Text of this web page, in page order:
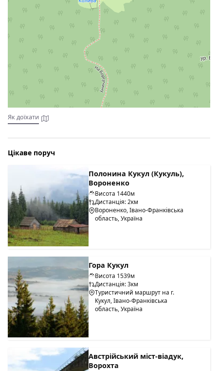
Борсучина - це місце де час зупиняється (про телефон
можете забути) де душа відпочиває від гомору міст, без
сумнівів, одне з найкращих місць у Карпатах
Як доїхати
Цікаве поруч
Полонина Кукул (Кукуль),
Вороненко
Висота 1440м
Дистанція: 2км
Вороненко, Івано-Франківська
область, Україна
Гора Кукул
Висота 1539м
Дистанція: 3км
Туристичний маршрут на г.
Кукул, Івано-Франківська
область, Україна
Австрійський міст-віадук,
Ворохта